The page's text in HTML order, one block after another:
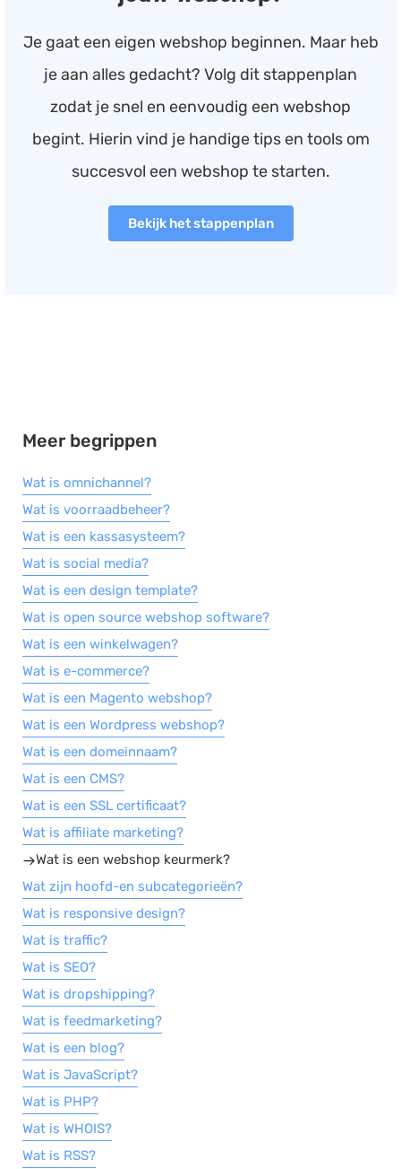
Je gaat een eigen webshop beginnen. Maar heb
je aan alles gedacht? Volg dit stappenplan
zodat je snel en eenvoudig een webshop
begint. Hierin vind je handige tips en tools om
succesvol een webshop te starten.
Bekijk het stappenplan
Meer begrippen
Wat is omnichannel?
Wat is voorraadbeheer?
Wat is een kassasysteem?
Wat is social media?
Wat is een design template?
Wat is open source webshop software?
Wat is een winkelwagen?
Wat is e-commerce?
Wat is een Magento webshop?
Wat is een Wordpress webshop?
Wat is een domeinnaam?
Wat is een CMS?
Wat is een SSL certificaat?
Wat is affiliate marketing?
Wat is een webshop keurmerk?
Wat zijn hoofd-en subcategorieën?
Wat is responsive design?
Wat is traffic?
Wat is SEO?
Wat is dropshipping?
Wat is feedmarketing?
Wat is een blog?
Wat is JavaScript?
Wat is PHP?
Wat is WHOIS?
Wat is RSS?